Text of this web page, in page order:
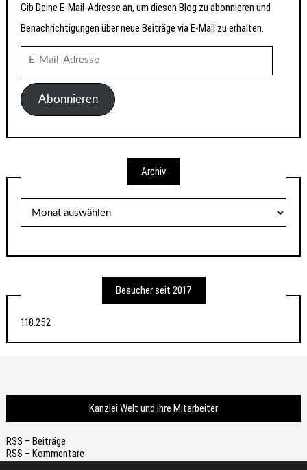
Gib Deine E-Mail-Adresse an, um diesen Blog zu abonnieren und
Benachrichtigungen über neue Beiträge via E-Mail zu erhalten.
Mail-
AdresseAbonnieren
Archiv
Besucher seit 2017
118.252
Kanzlei Welt und ihre Mitarbeiter
RSS – Beiträge
RSS – Kommentare